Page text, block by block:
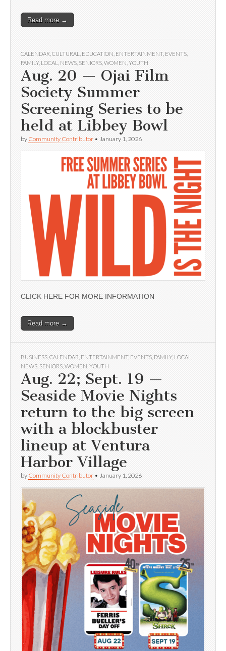
Read more →
CALENDAR CULTURAL EDUCATION ENTERTAINMENT, EVENTS
FAMILY, LOCAL NEWS SENIORS WOMEN YOUTH
Aug. 20 — Ojai Film
Society Summer
Screening Series to be
held at Libbey Bowl
by Community Contributor • January 1, 2026
CLICK HERE FOR MORE INFORMATION
Read more →
BUSINESS CALENDAR ENTERTAINMENT, EVENTS FAMILY, LOCAL
NEWS SENIORS WOMEN YOUTH
Aug. 22; Sept. 19 —
Seaside Movie Nights
return to the big screen
with a blockbuster
lineup at Ventura
Harbor Village
by Community Contributor • January 1, 2026